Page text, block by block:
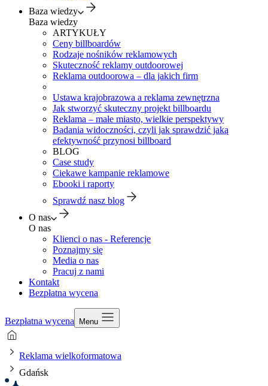
Baza wiedzy
Baza wiedzy
ARTYKUŁY
Ceny billboardów
Rodzaje nośników reklamowych
Skuteczność reklamy outdoorowej
Reklama outdoorowa – dla jakich firm
Ustawa krajobrazowa a reklama zewnętrzna
Jak stworzyć skuteczny projekt billboardu
Reklama – małe miasto, wielkie perspektywy
Badania widoczności, czyli jak sprawdzić jaką
efektywność przynosi billboard
BLOG
Case study
Ciekawe kampanie reklamowe
Ebooki i raporty
Sprawdź nasz blog
O nas
O nas
Klienci o nas - Referencje
Poznajmy się
Media o nas
Pracuj z nami
Kontakt
Bezpłatna wycena
Bezpłatna wycena Menu
Reklama wielkoformatowa
Gdańsk